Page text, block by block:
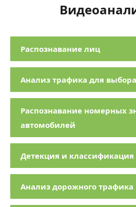
Распознавание лиц
Анализ трафика для
Распознавание номерных
автомобилей
Детекция и классификация
Анализ дорожного трафика